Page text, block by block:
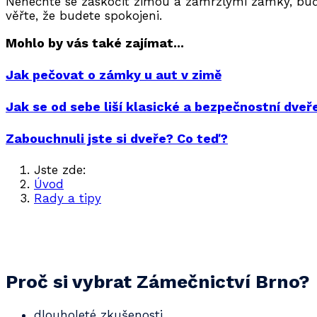
věřte, že budete spokojeni.
Mohlo by vás také zajímat...
Jak pečovat o zámky u aut v zimě
Jak se od sebe liší klasické a bezpečnostní
Zabouchnuli jste si dveře? Co teď?
Jste zde:
Úvod
Rady a tipy
Proč si vybrat Zámečnictví Brno?